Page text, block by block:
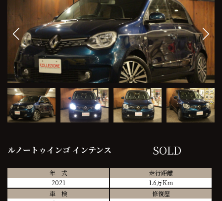
ルノートゥインゴ インテンス SOLD
年 式
2021
走行距離
1.6万Km
車 検
修復歴